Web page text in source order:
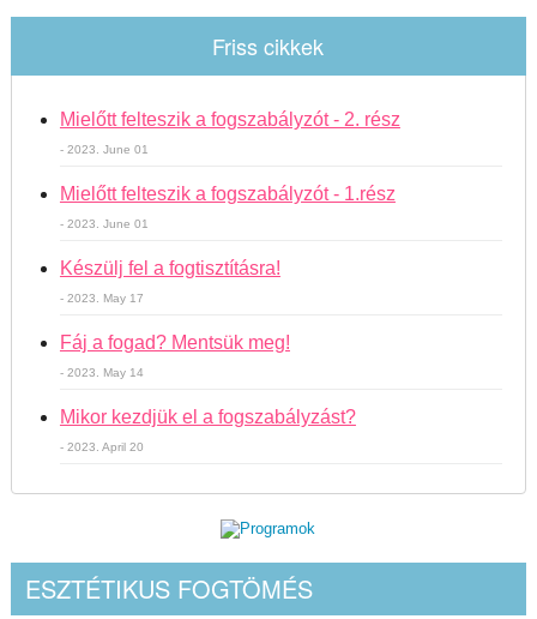
Friss cikkek
Mielőtt felteszik a fogszabályzót - 2. rész
- 2023. June 01
Mielőtt felteszik a fogszabályzót - 1.rész
- 2023. June 01
Készülj fel a fogtisztításra!
- 2023. May 17
Fáj a fogad? Mentsük meg!
- 2023. May 14
Mikor kezdjük el a fogszabályzást?
- 2023. April 20
ESZTÉTIKUS FOGTÖMÉS